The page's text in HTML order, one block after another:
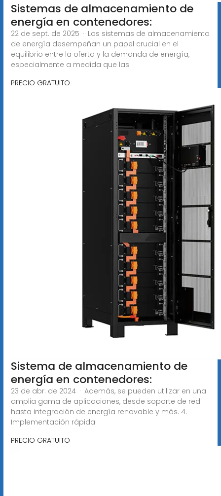
Sistemas de almacenamiento de
energía en contenedores:
22 de sept. de 2025 · Los sistemas de almacenamiento
de energía desempeñan un papel crucial en el
equilibrio entre la oferta y la demanda de energía,
especialmente a medida que las
PRECIO GRATUITO
Sistema de almacenamiento de
energía en contenedores:
23 de abr. de 2024 · Además, se pueden utilizar en una
amplia gama de aplicaciones, desde soporte de red
hasta integración de energía renovable y más. 4.
Implementación rápida
PRECIO GRATUITO